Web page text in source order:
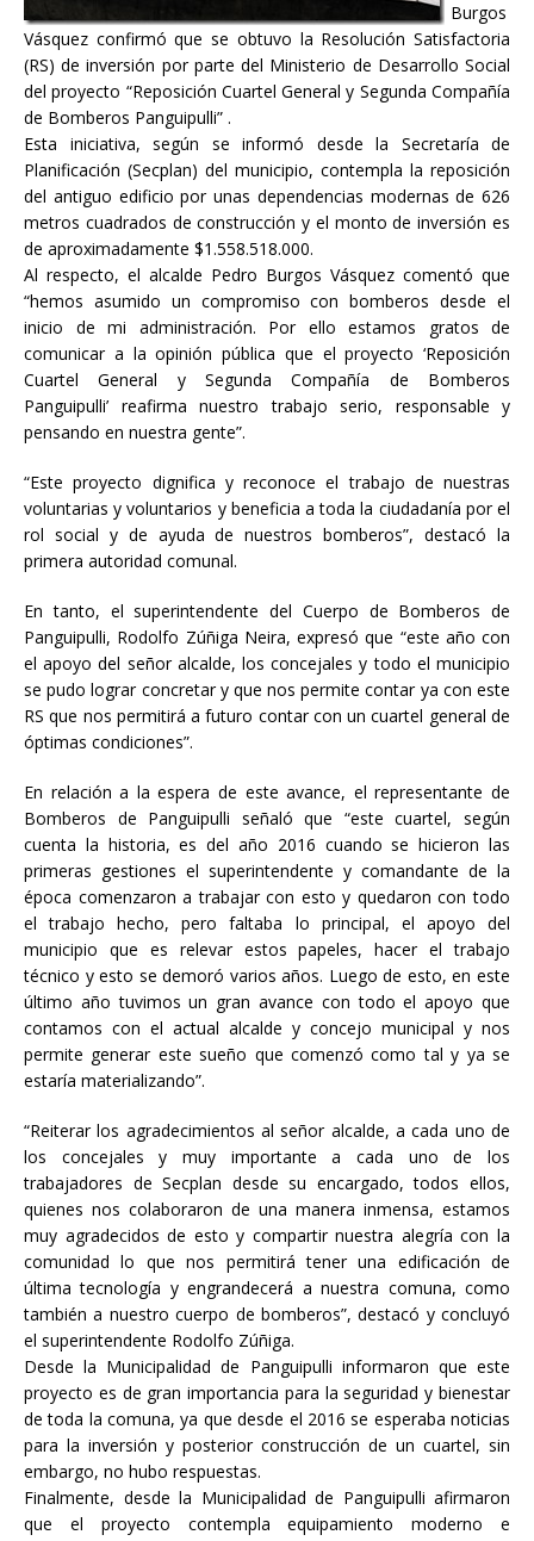
Burgos
Vásquez confirmó que se obtuvo la Resolución Satisfactoria
(RS) de inversión por parte del Ministerio de Desarrollo Social
del proyecto “Reposición Cuartel General y Segunda Compañía
de Bomberos Panguipulli” .
Esta iniciativa, según se informó desde la Secretaría de
Planificación (Secplan) del municipio, contempla la reposición
del antiguo edificio por unas dependencias modernas de 626
metros cuadrados de construcción y el monto de inversión es
de aproximadamente $1.558.518.000.
Al respecto, el alcalde Pedro Burgos Vásquez comentó que
“hemos asumido un compromiso con bomberos desde el
inicio de mi administración. Por ello estamos gratos de
comunicar a la opinión pública que el proyecto ‘Reposición
Cuartel General y Segunda Compañía de Bomberos
Panguipulli’ reafirma nuestro trabajo serio, responsable y
pensando en nuestra gente”.
“Este proyecto dignifica y reconoce el trabajo de nuestras
voluntarias y voluntarios y beneficia a toda la ciudadanía por el
rol social y de ayuda de nuestros bomberos”, destacó la
primera autoridad comunal.
En tanto, el superintendente del Cuerpo de Bomberos de
Panguipulli, Rodolfo Zúñiga Neira, expresó que “este año con
el apoyo del señor alcalde, los concejales y todo el municipio
se pudo lograr concretar y que nos permite contar ya con este
RS que nos permitirá a futuro contar con un cuartel general de
óptimas condiciones”.
En relación a la espera de este avance, el representante de
Bomberos de Panguipulli señaló que “este cuartel, según
cuenta la historia, es del año 2016 cuando se hicieron las
primeras gestiones el superintendente y comandante de la
época comenzaron a trabajar con esto y quedaron con todo
el trabajo hecho, pero faltaba lo principal, el apoyo del
municipio que es relevar estos papeles, hacer el trabajo
técnico y esto se demoró varios años. Luego de esto, en este
último año tuvimos un gran avance con todo el apoyo que
contamos con el actual alcalde y concejo municipal y nos
permite generar este sueño que comenzó como tal y ya se
estaría materializando”.
“Reiterar los agradecimientos al señor alcalde, a cada uno de
los concejales y muy importante a cada uno de los
trabajadores de Secplan desde su encargado, todos ellos,
quienes nos colaboraron de una manera inmensa, estamos
muy agradecidos de esto y compartir nuestra alegría con la
comunidad lo que nos permitirá tener una edificación de
última tecnología y engrandecerá a nuestra comuna, como
también a nuestro cuerpo de bomberos”, destacó y concluyó
el superintendente Rodolfo Zúñiga.
Desde la Municipalidad de Panguipulli informaron que este
proyecto es de gran importancia para la seguridad y bienestar
de toda la comuna, ya que desde el 2016 se esperaba noticias
para la inversión y posterior construcción de un cuartel, sin
embargo, no hubo respuestas.
Finalmente, desde la Municipalidad de Panguipulli afirmaron
que el proyecto contempla equipamiento moderno e